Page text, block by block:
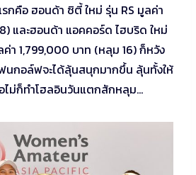
กคือ ฮอนด้า ซิตี้ ใหม่ รุ่น RS มูลค่า
และฮอนด้า แอคคอร์ด ไฮบริด ใหม่
ค่า 1,799,000 บาท (หลุม 16) ก็หวัง
นกอล์ฟจะได้ลุ้นสนุกมากขึ้น ลุ้นทั้งให้
ไม่ก็ทำโฮลอินวันแตกสักหลุม…